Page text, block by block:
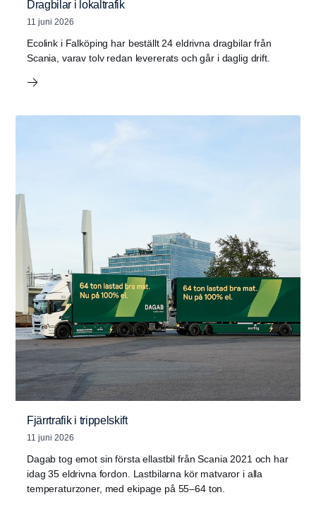
Dragbilar i lokaltrafik
11 juni 2026
Ecolink i Falköping har beställt 24 eldrivna dragbilar från
Scania, varav tolv redan levererats och går i daglig drift.
Fjärrtrafik i trippelskift
11 juni 2026
Dagab tog emot sin första ellastbil från Scania 2021 och har
idag 35 eldrivna fordon. Lastbilarna kör matvaror i alla
temperaturzoner, med ekipage på 55–64 ton.